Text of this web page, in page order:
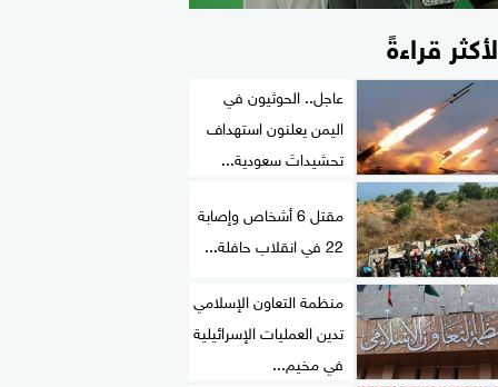
قراءةً
عاجل.. الحوثيون في
اليمن يعلنون استهداف
تحشيداتَ سعودية...
مقتل 6 أشخاص وإصابة
22 في انقلاب حافلة...
منظمة التعاون الإسلامي
تدين العمليات الإسرائيلية
في مخيم...